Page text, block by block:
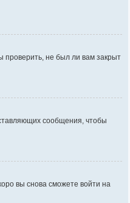
проверить, не был ли вам закрыт
сообщения, чтобы
вы снова сможете войти на